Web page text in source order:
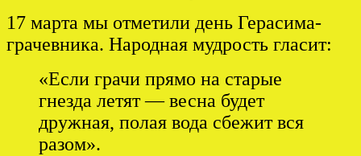
17 марта мы отметили день Герасима-
грачевника. Народная мудрость гласит:
«Если грачи прямо на старые
гнезда летят — весна будет
дружная, полая вода сбежит вся
разом».